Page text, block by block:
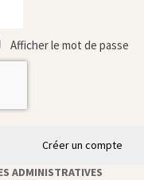
Afficher le mot de passe
Créer un compte
ADMINISTRATIVES